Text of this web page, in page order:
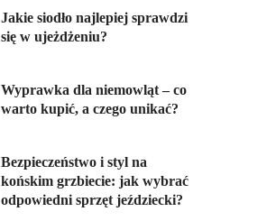
Jakie siodło najlepiej sprawdzi
się w ujeżdżeniu?
Wyprawka dla niemowląt – co
warto kupić, a czego unikać?
Bezpieczeństwo i styl na
końskim grzbiecie: jak wybrać
odpowiedni sprzęt jeździecki?